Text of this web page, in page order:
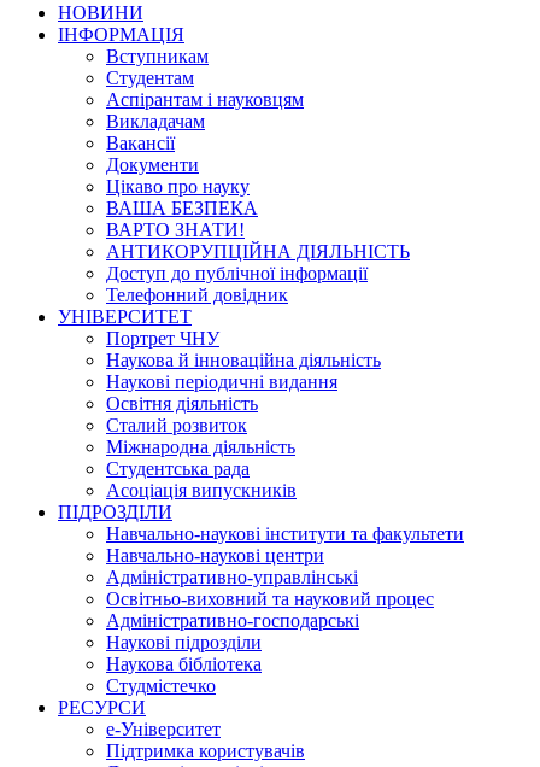
НОВИНИ
ІНФОРМАЦІЯ
Вступникам
Студентам
Аспірантам і науковцям
Викладачам
Вакансії
Документи
Цікаво про науку
ВАША БЕЗПЕКА
ВАРТО ЗНАТИ!
АНТИКОРУПЦІЙНА ДІЯЛЬНІСТЬ
Доступ до публічної інформації
Телефонний довідник
УНІВЕРСИТЕТ
Портрет ЧНУ
Наукова й інноваційна діяльність
Наукові періодичні видання
Освітня діяльність
Сталий розвиток
Міжнародна діяльність
Студентська рада
Асоціація випускників
ПІДРОЗДІЛИ
Навчально-наукові інститути та факультети
Навчально-наукові центри
Адміністративно-управлінські
Освітньо-виховний та науковий процес
Адміністративно-господарські
Наукові підрозділи
Наукова бібліотека
Студмістечко
РЕСУРСИ
е-Університет
Підтримка користувачів